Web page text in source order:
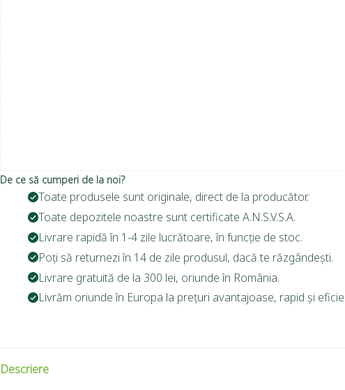
De ce să cumperi de la noi?
Toate produsele sunt originale, direct de la producător.
Toate depozitele noastre sunt certificate A.N.S.V.S.A.
Livrare rapidă în 1-4 zile lucrătoare, în funcție de stoc.
Poți să returnezi în 14 de zile produsul, dacă te răzgândești.
Livrare gratuită de la 300 lei, oriunde în România.
Livrăm oriunde în Europa la prețuri avantajoase, rapid și
Descriere